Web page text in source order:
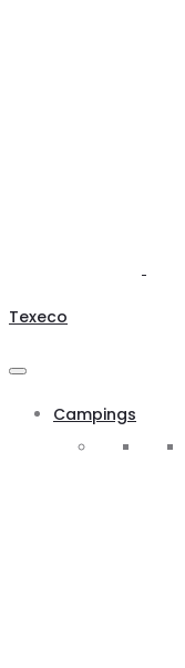
Texeco
Campings